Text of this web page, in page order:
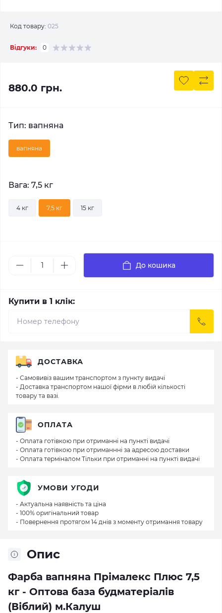
Код товару: 025
Відгуки: 0
880.0 грн.
Тип: вапняна
вапняна
Вага: 7,5 кг
4 кг 7,5 кг 15 кг
До кошика
Купити в 1 клік:
Опис
Фарба вапняна Прімалекс Плюс 7,5
кг - Оптова база будматеріалів
(Віблий) м.Калуш
ДОСТАВКА
- Самовивіз вашим транспортом з пункту видачі
- Доставка транспортом нашої фірми в любій кількості
товару та вазі.
ОПЛАТА
- Оплата готівкою при отриманні на пункті видачі
- Оплата готівкою при отриманнні за адресою доставки
- Оплата терміналом Тільки при отриманні на пункті видачі
УМОВИ УГОДИ
- Актуальна наявність та ціна
- 100% оригінальний товар
- Повернення протягом 14 днів з моменту отримання товару